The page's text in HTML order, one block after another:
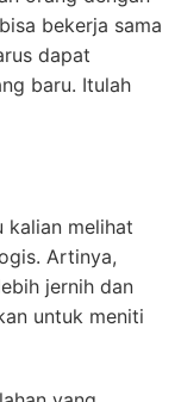
bekerja sama
dapat
baru. Itulah
kalian melihat
Artinya,
jernih dan
untuk meniti